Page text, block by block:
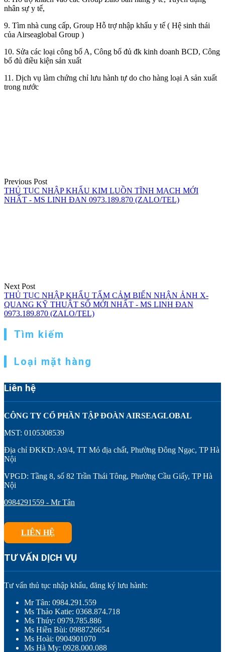
nhân sự y tế,
9. Tìm nhà cung cấp, Group Hỗ trợ nhập khẩu y tế ( Hệ sinh thái
của Airseaglobal Group )
10. Sửa các loại công bố A, Công bố đủ đk kinh doanh BCD, Công
bố đủ điều kiện sản xuất
11. Dịch vụ làm chứng chỉ lưu hành tự do cho hàng loại A sản xuất
trong nước
Previous Post
THỦ TỤC NHẬP KHẨU KIM LUỒN TĨNH MẠCH MỚI
NHẤT - MS LINH ĐAN 0973.189.870 (ZALO/TEL)
Next Post
THỦ TỤC NHẬP KHẨU TẤM CẢM BIẾN NHẬN ẢNH X-
QUANG KỸ THUẬT SỐ MỚI NHẤT - MS LINH ĐAN
0973.189.870 (ZALO/TEL)
Tìm kiếm
Loại mặt hàng
Liên hệ
CÔNG TY CỔ PHẦN TẬP ĐOÀN AIRSEAGLOBAL
MST: 0105308539
Địa chỉ ĐKKD: A9/4, TT Mỏ địa chất, Phường Đông Ngạc, TP Hà
Nội
VPGD: Tầng 8, số 82 Trần Thái Tông, Phường Cầu Giấy, TP Hà
Nội
0984291559 - Mr Tân
LIÊN HỆ
TƯ VẤN DỊCH VỤ
Tư vấn thủ tục nhập khẩu, đăng ký lưu hành:
Mr Tân: 0984.291.559
Ms Thảo Katie: 0368.874.718
Ms Thúy: 0979.785.886
Ms Hiền Bùi: 0988726654
Ms Hoài: 0904901070
Ms Hà My: 0928.000.088